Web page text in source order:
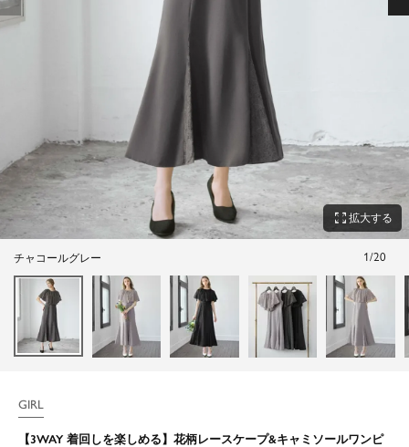
zoom_out_map 拡大する
チャコールグレー 1/20
GIRL
【3WAY 着回しを楽しめる】花柄レースケープ&キャミソールワンピ